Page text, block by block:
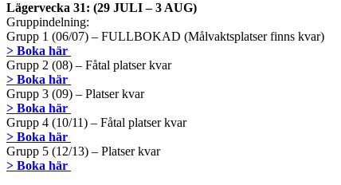
Lägervecka 31: (29 JULI – 3 AUG)
Gruppindelning:
Grupp 1 (06/07) – FULLBOKAD (Målvaktsplatser finns kvar)
> Boka här
Grupp 2 (08) – Fåtal platser kvar
> Boka här
Grupp 3 (09) – Platser kvar
> Boka här
Grupp 4 (10/11) – Fåtal platser kvar
> Boka här
Grupp 5 (12/13) – Platser kvar
> Boka här